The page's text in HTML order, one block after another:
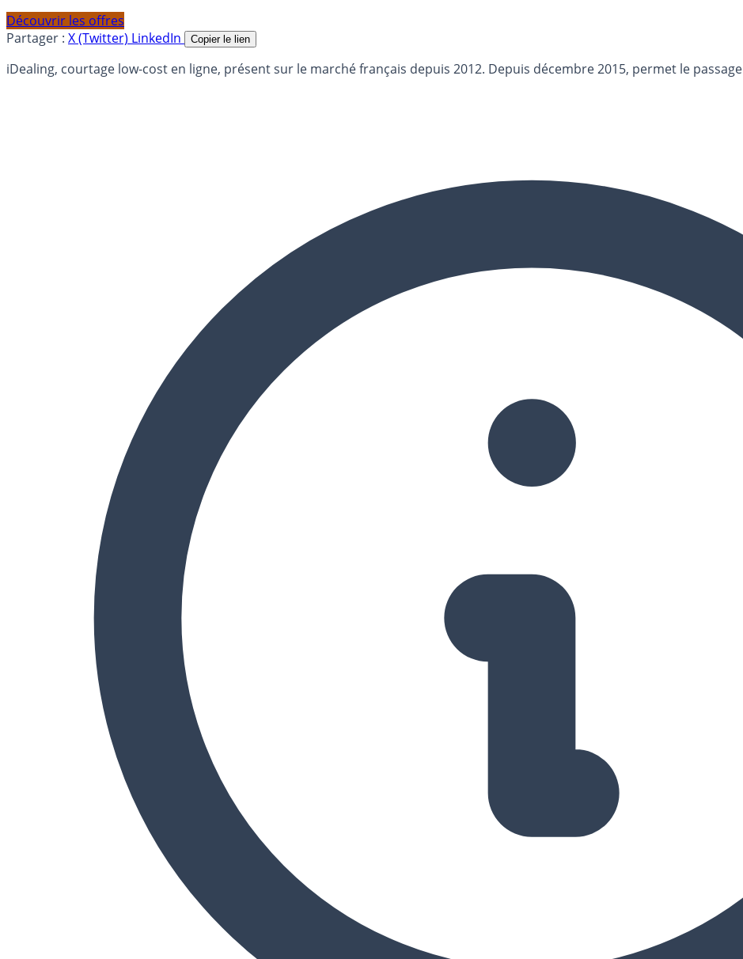
Découvrir les offres
Partager : X (Twitter) LinkedIn Copier le lien
iDealing, courtage low-cost en ligne, présent sur le marché français depuis 2012. Depuis décembre 2015, permet le